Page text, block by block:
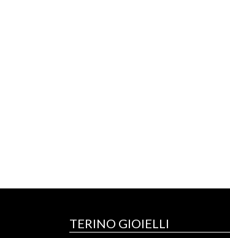
TERINO GIOIELLI